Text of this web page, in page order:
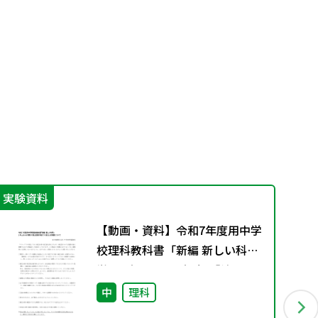
実験資料
【動画・資料】令和7年度用中学
校理科教科書「新編 新しい科
学」 2年p.38-39実験3「鉄と硫
黄が結びつく変化」の実験につ
中 理科